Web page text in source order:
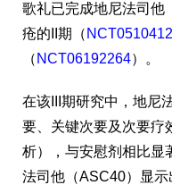
歌礼已完成地尼法司他
疮的II期（
（ NCT06192264）。
在该III期研究中，地尼
要、关键次要及次要疗
析），与安慰剂相比显
法司他（ASC40）显